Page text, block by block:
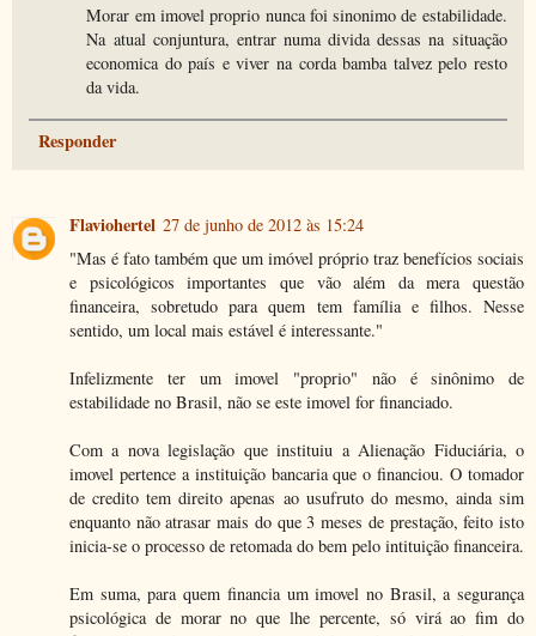
Morar em imovel proprio nunca foi sinonimo de estabilidade.
Na atual conjuntura, entrar numa divida dessas na situação
economica do país e viver na corda bamba talvez pelo resto
da vida.
Responder
Flaviohertel 27 de junho de 2012 às 15:24
"Mas é fato também que um imóvel próprio traz benefícios sociais
e psicológicos importantes que vão além da mera questão
financeira, sobretudo para quem tem família e filhos. Nesse
sentido, um local mais estável é interessante."
Infelizmente ter um imovel "proprio" não é sinônimo de
estabilidade no Brasil, não se este imovel for financiado.
Com a nova legislação que instituiu a Alienação Fiduciária, o
imovel pertence a instituição bancaria que o financiou. O tomador
de credito tem direito apenas ao usufruto do mesmo, ainda sim
enquanto não atrasar mais do que 3 meses de prestação, feito isto
inicia-se o processo de retomada do bem pelo intituição financeira.
Em suma, para quem financia um imovel no Brasil, a segurança
psicológica de morar no que lhe percente, só virá ao fim do